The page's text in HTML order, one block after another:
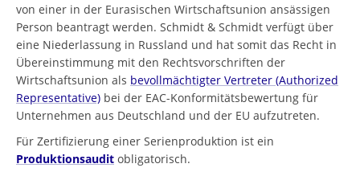
von einer in der Eurasischen Wirtschaftsunion ansässigen
Person beantragt werden. Schmidt & Schmidt verfügt über
eine Niederlassung in Russland und hat somit das Recht in
Übereinstimmung mit den Rechtsvorschriften der
Wirtschaftsunion als bevollmächtigter Vertreter (Authorized
Representative) bei der EAC-Konformitätsbewertung für
Unternehmen aus Deutschland und der EU aufzutreten.
Für Zertifizierung einer Serienproduktion ist ein
Produktionsaudit obligatorisch.